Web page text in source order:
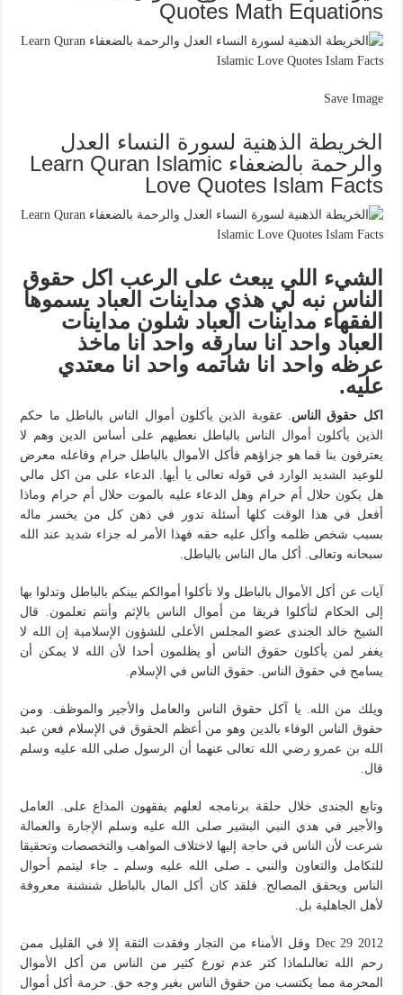
Quotes Math Equations
Save Image
الخريطة الذهنية لسورة النساء العدل
والرحمة بالضعفاء Learn Quran Islamic
Love Quotes Islam Facts
الشيء اللي يبعث على الرعب اكل حقوق
الناس نبه لي هذي مداينات العباد يسموها
الفقهاء مداينات العباد شلون مداينات
العباد واحد انا سارقه واحد انا ماخذ
عرظه واحد انا شاتمه واحد انا معتدي
عليه.
اكل حقوق الناس . عقوبة الذين يأكلون أموال الناس بالباطل ما حكم
الذين يأكلون أموال الناس بالباطل نعطيهم على أساس الدين وهم لا
يعترفون بنا فما هو جزاؤهم فأكل الأموال بالباطل حرام وفاعله معرض
للوعيد الشديد الوارد في قوله تعالى يا أيها. الدعاء على من اكل مالي
هل يكون حلال أم حرام وهل الدعاء عليه بالموت حلال أم حرام وماذا
أفعل في هذا الوقت كلها أسئلة تدور في ذهن كل من يخسر ماله
بسبب شخص ظلمه وأكل عليه حقه فهذا الأمر له جزاء شديد عند الله
سبحانه وتعالى. أكل مال الناس بالباطل.
آيات عن أكل الأموال بالباطل ولا تأكلوا أموالكم بينكم بالباطل وتدلوا بها
إلى الحكام لتأكلوا فريقا من أموال الناس بالإثم وأنتم تعلمون. قال
الشيخ خالد الجندى عضو المجلس الأعلى للشؤون الإسلامية إن الله لا
يغفر لمن يأكلون حقوق الناس أو يظلمون أحدا لأن الله لا يمكن أن
يسامح في حقوق الناس. حقوق الناس في الإسلام.
ويلك من الله. يا آكل حقوق الناس والعامل والأجير والموظف. ومن
حقوق الناس الوفاء بالدين وهو من أعظم الحقوق في الإسلام فعن عبد
الله بن عمرو رضي الله تعالى عنهما أن الرسول صلى الله عليه وسلم
قال.
وتابع الجندى خلال حلقة برنامجه لعلهم يفقهون المذاع على. العامل
والأجير في هدي النبي البشير صلى الله عليه وسلم الإجارة والعمالة
شرعت لأن الناس في حاجة إليها لاختلاف المواهب والتخصصات وتحقيقا
للتكامل والتعاون والنبي ـ صلى الله عليه وسلم ـ جاء ليتمم أحوال
الناس ويحقق المصالح. فلقد كان أكل المال بالباطل شنشنة معروفة
لأهل الجاهلية بل.
Dec 29 2012 وقل الأمناء من التجار وفقدت الثقة إلا في القليل ممن
رحم الله تعالىلماذا كثر عدم تورع كثير من الناس من أكل الأموال
المحرمة مما يكتسب من حقوق الناس بغير وجه حق. حرمة أكل أموال